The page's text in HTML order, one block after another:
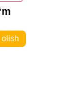
olish